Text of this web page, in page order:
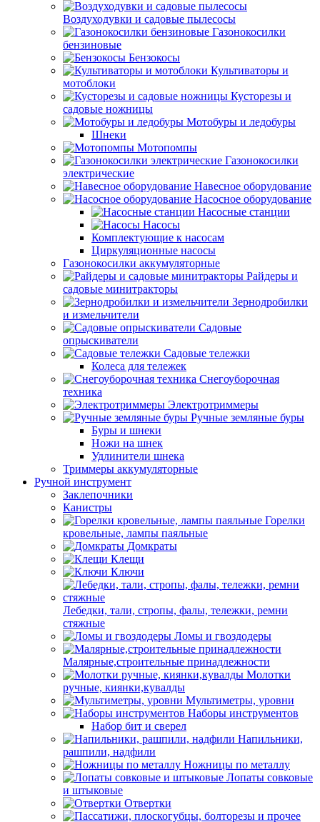
Воздуходувки и садовые пылесосы
Газонокосилки
бензиновые
Бензокосы
Культиваторы и
мотоблоки
Кусторезы и
садовые ножницы
Мотобуры и ледобуры
Шнеки
Мотопомпы
Газонокосилки
электрические
Навесное оборудование
Насосное оборудование
Насосные станции
Насосы
Комплектующие к насосам
Циркуляционные насосы
Газонокосилки аккумуляторные
Райдеры и
садовые минитракторы
Зернодробилки
и измельчители
Садовые
опрыскиватели
Садовые тележки
Колеса для тележек
Снегоуборочная
техника
Электротриммеры
Ручные земляные буры
Буры и шнеки
Ножи на шнек
Удлинители шнека
Триммеры аккумуляторные
Ручной инструмент
Заклепочники
Канистры
Горелки
кровельные, лампы паяльные
Домкраты
Клещи
Ключи
Лебедки, тали, стропы, фалы, тележки, ремни
стяжные
Ломы и гвоздодеры
Малярные,строительные принадлежности
Молотки
ручные, киянки,кувалды
Мультиметры, уровни
Наборы инструментов
Набор бит и сверел
Напильники,
рашпили, надфили
Ножницы по металлу
Лопаты совковые
и штыковые
Отвертки